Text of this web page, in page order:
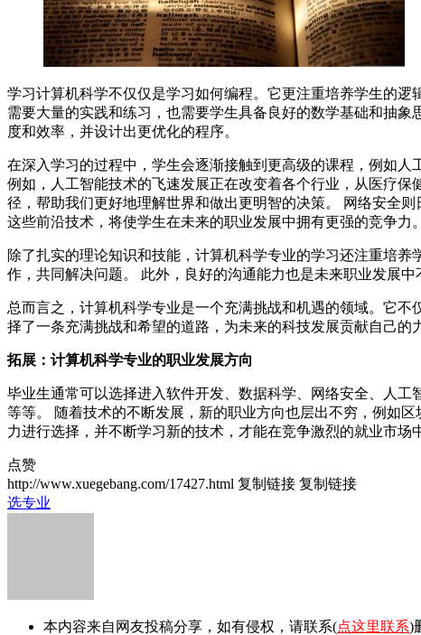
学习计算机科学不仅仅是学习如何编程。它更注重培养学生的
需要大量的实践和练习，也需要学生具备良好的数学基础和抽
度和效率，并设计出更优化的程序。
在深入学习的过程中，学生会逐渐接触到更高级的课程，例如
例如，人工智能技术的飞速发展正在改变着各个行业，从医疗
径，帮助我们更好地理解世界和做出更明智的决策。 网络安全
这些前沿技术，将使学生在未来的职业发展中拥有更强的竞争力。
除了扎实的理论知识和技能，计算机科学专业的学习还注重培
作，共同解决问题。 此外，良好的沟通能力也是未来职业发展
总而言之，计算机科学专业是一个充满挑战和机遇的领域。它
择了一条充满挑战和希望的道路，为未来的科技发展贡献自己的
拓展：计算机科学专业的职业发展方向
毕业生通常可以选择进入软件开发、数据科学、网络安全、人
等等。 随着技术的不断发展，新的职业方向也层出不穷，例如
力进行选择，并不断学习新的技术，才能在竞争激烈的就业市
点赞
http://www.xuegebang.com/17427.html 复制链接 复制链接
选专业
本内容来自网友投稿分享，如有侵权，请联系(点这里联系)